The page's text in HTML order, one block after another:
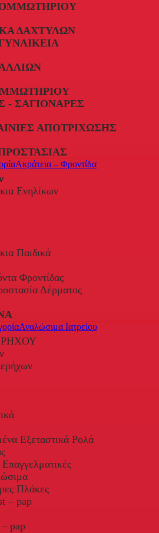
ΔΑΧΤΎΛΩΝ
- ΣΑΓΙΟΝΆΡΕΣ
ΑΠΟΤΡΊΧΩΣΗΣ
Ακράτεια – Φροντίδα
Ενηλίκων
Παιδικά
Φροντίδας
Δέρματος
Αναλώσιμα Ιατρείου
Εξεταστικά Ρολά
Πλάκες
– pap
pap